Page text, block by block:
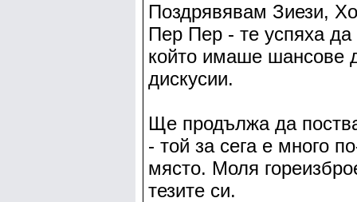
Поздрявявам Зиези,
Пер Пер - те успяха
който имаше шансове
дискусии.
Ще продължа да
- той за сега е много
място. Моля
тезите си.